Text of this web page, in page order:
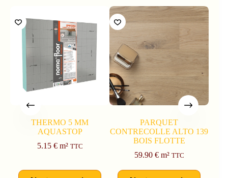
THERMO 5 MM
AQUASTOP
5.15 €m² TTC
PARQUET
CONTRECOLLE ALTO 139
BOIS FLOTTE
59.90 €m² TTC